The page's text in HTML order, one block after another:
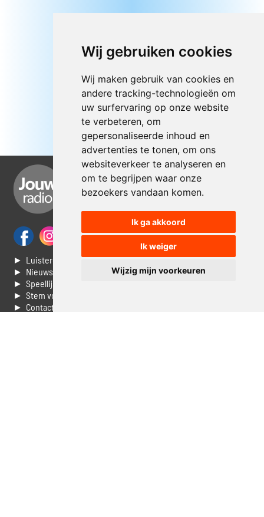
Wij gebruiken cookies
Wij maken gebruik van cookies en
andere tracking-technologieën om
uw surfervaring op onze website
te verbeteren, om
gepersonaliseerde inhoud en
advertenties te tonen, om ons
websiteverkeer te analyseren en
om te begrijpen waar onze
bezoekers vandaan komen.
Ik ga akkoord
Ik weiger
Wijzig mijn voorkeuren
► Luisteren naar Jouwradio
► Nieuws
► Speellijst
► Stem voor de Dag top 3
► Contacteer ons